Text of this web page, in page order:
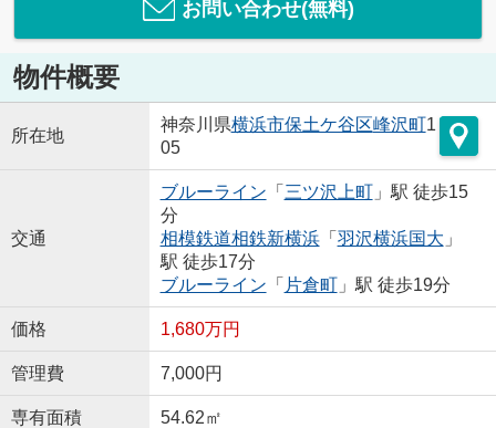
お問い合わせ(無料)
物件概要
所在地
神奈川県横浜市保土ケ谷区峰沢町1
05
交通
ブルーライン 「 三ツ沢上町」駅 徒歩15
分
相模鉄道相鉄新横浜「 羽沢横浜国大 」
駅 徒歩17分
ブルーライン 「 片倉町」駅 徒歩19分
価格 1,680万円
管理費 7,000円
専有面積 54.62㎡